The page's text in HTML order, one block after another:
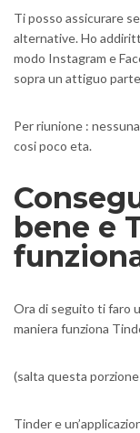
Ti posso assicurare
alternative. Ho
modo Instagram e
sopra un attiguo
Per riunione :
cosi poco eta.
bene e
Ora di seguito ti faro
maniera funziona
(salta questa
Tinder e